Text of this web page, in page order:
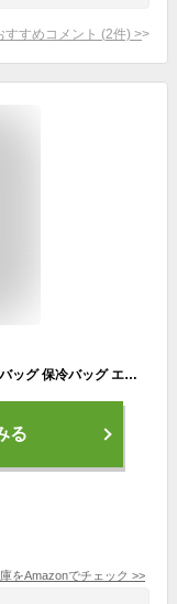
すすめコメント (2件) >
[FUJI JAPAN] Posh Sack コンパクト保冷エコバッグ 保冷バッグ エコバッグ 折りたたみ 軽量 10L 保温 環境配慮 SDGs ファスナー付き お買物バッグ Polar Bear富士 (グレー)
る
をAmazonでチェック >>